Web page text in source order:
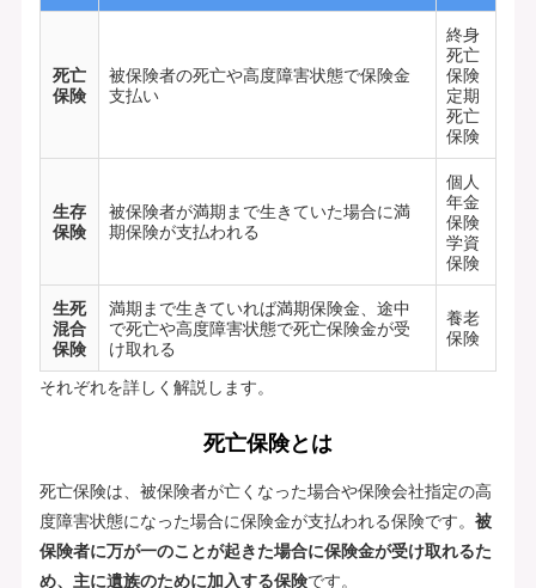
死亡
保険
被保険者の死亡や高度障害状態で保険金
支払い
終身
死亡
保険
定期
死亡
保険
生存
保険
被保険者が満期まで生きていた場合に満
期保険が支払われる
個人
年金
保険
学資
保険
生死
混合
保険
満期まで生きていれば満期保険金、途中
で死亡や高度障害状態で死亡保険金が受
け取れる
養老
保険
それぞれを詳しく解説します。
死亡保険とは
死亡保険は、被保険者が亡くなった場合や保険会社指定の高
度障害状態になった場合に保険金が支払われる保険です。 被
保険者に万が一のことが起きた場合に保険金が受け取れるた
め、主に遺族のために加入する保険です。